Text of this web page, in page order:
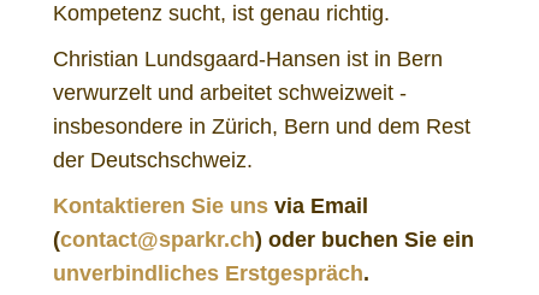
Kompetenz sucht, ist genau richtig.
Christian Lundsgaard-Hansen ist in Bern
verwurzelt und arbeitet schweizweit -
insbesondere in Zürich, Bern und dem Rest
der Deutschschweiz.
Kontaktieren Sie uns via Email
(contact@sparkr.ch) oder buchen Sie ein
unverbindliches Erstgespräch.